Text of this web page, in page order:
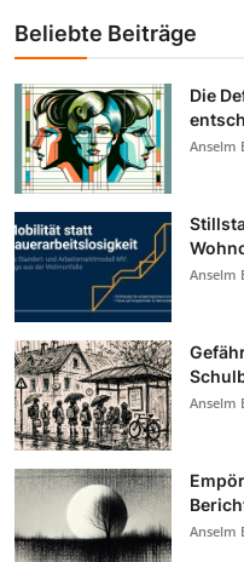
Beliebte Beiträge
Die
Anselm
Anselm
Anselm
Anselm